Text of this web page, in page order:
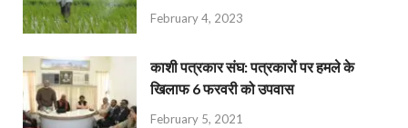
February 4, 2023
काशी पत्रकार संघ: पत्रकारों पर हमले के
खिलाफ 6 फरवरी को उपवास
February 5, 2021